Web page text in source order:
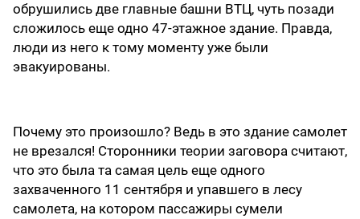
обрушились две главные башни ВТЦ, чуть позади
сложилось еще одно 47-этажное здание. Правда,
люди из него к тому моменту уже были
эвакуированы.
Почему это произошло? Ведь в это здание самолет
не врезался! Сторонники теории заговора считают,
что это была та самая цель еще одного
захваченного 11 сентября и упавшего в лесу
самолета, на котором пассажиры сумели